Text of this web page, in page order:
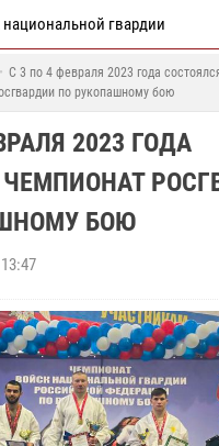
гвардии
С 3 по 4 февраля 2023 года
по рукопашному бою
2023 ГОДА
БОЮ